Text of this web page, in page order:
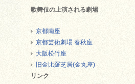
歌舞伎の上演される劇場
京都南座
京都芸術劇場 春秋座
大阪松竹座
旧金比羅芝居(金丸座)
リンク